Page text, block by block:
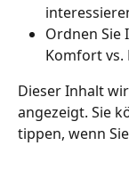
Ordnen Sie
Komfort vs.
Dieser Inhalt
angezeigt. Sie
tippen, wenn